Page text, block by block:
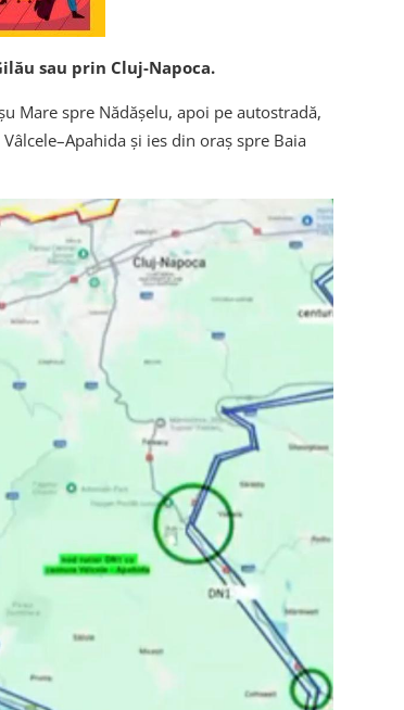
sau prin Cluj-Napoca.
Mare spre Nădășelu, apoi pe autostradă,
și ies din oraș spre Baia